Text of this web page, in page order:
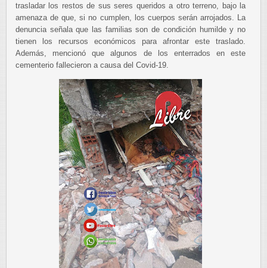
trasladar los restos de sus seres queridos a otro terreno, bajo la
amenaza de que, si no cumplen, los cuerpos serán arrojados. La
denuncia señala que las familias son de condición humilde y no
tienen los recursos económicos para afrontar este traslado.
Además, mencionó que algunos de los enterrados en este
cementerio fallecieron a causa del Covid-19.